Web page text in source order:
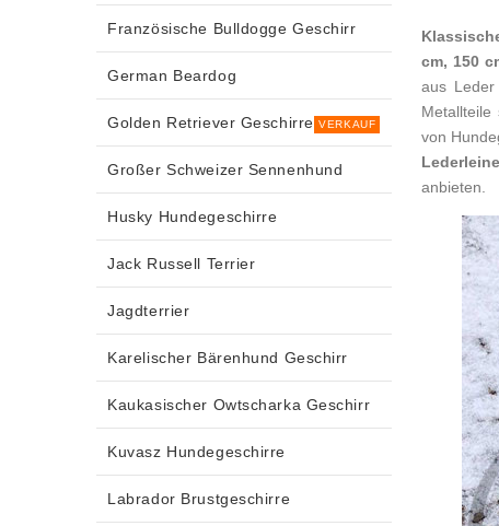
cm, 150
aus
Metallteile
von
anbieten.
Französische Bulldogge Geschirr
German Beardog
Golden Retriever Geschirre VERKAUF
Großer Schweizer Sennenhund
Husky Hundegeschirre
Jack Russell Terrier
Jagdterrier
Karelischer Bärenhund Geschirr
Kaukasischer Owtscharka Geschirr
Kuvasz Hundegeschirre
Labrador Brustgeschirre